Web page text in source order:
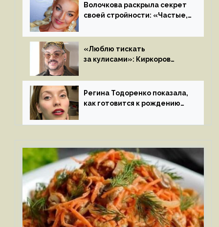
Волочкова раскрыла секрет
своей стройности: «Частые,
«Люблю тискать
за кулисами»: Киркоров
к молодой особе
Регина Тодоренко показала,
как готовится к рождению